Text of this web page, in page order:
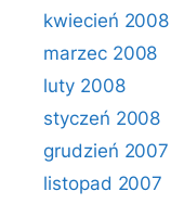
kwiecień 2008
marzec 2008
luty 2008
styczeń 2008
grudzień 2007
listopad 2007